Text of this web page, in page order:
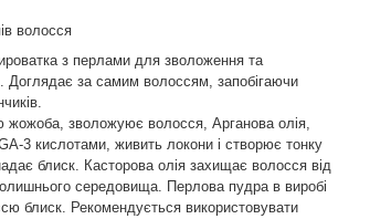
волосся
з перлами для зволоження та
Доглядає за самим волоссям, запобігаючи
жожоба, зволожуює волосся, Арганова олія,
3 кислотами, живить локони і створює тонку
блиск. Касторова олія захищає волосся від
середовища. Перлова пудра в виробі
блиск. Рекомендується використовувати